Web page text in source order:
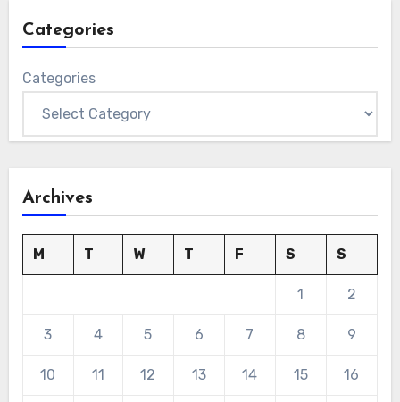
Categories
Categories
Archives
M T W T F S S
1 2
3 4 5 6 7 8 9
10 11 12 13 14 15 16